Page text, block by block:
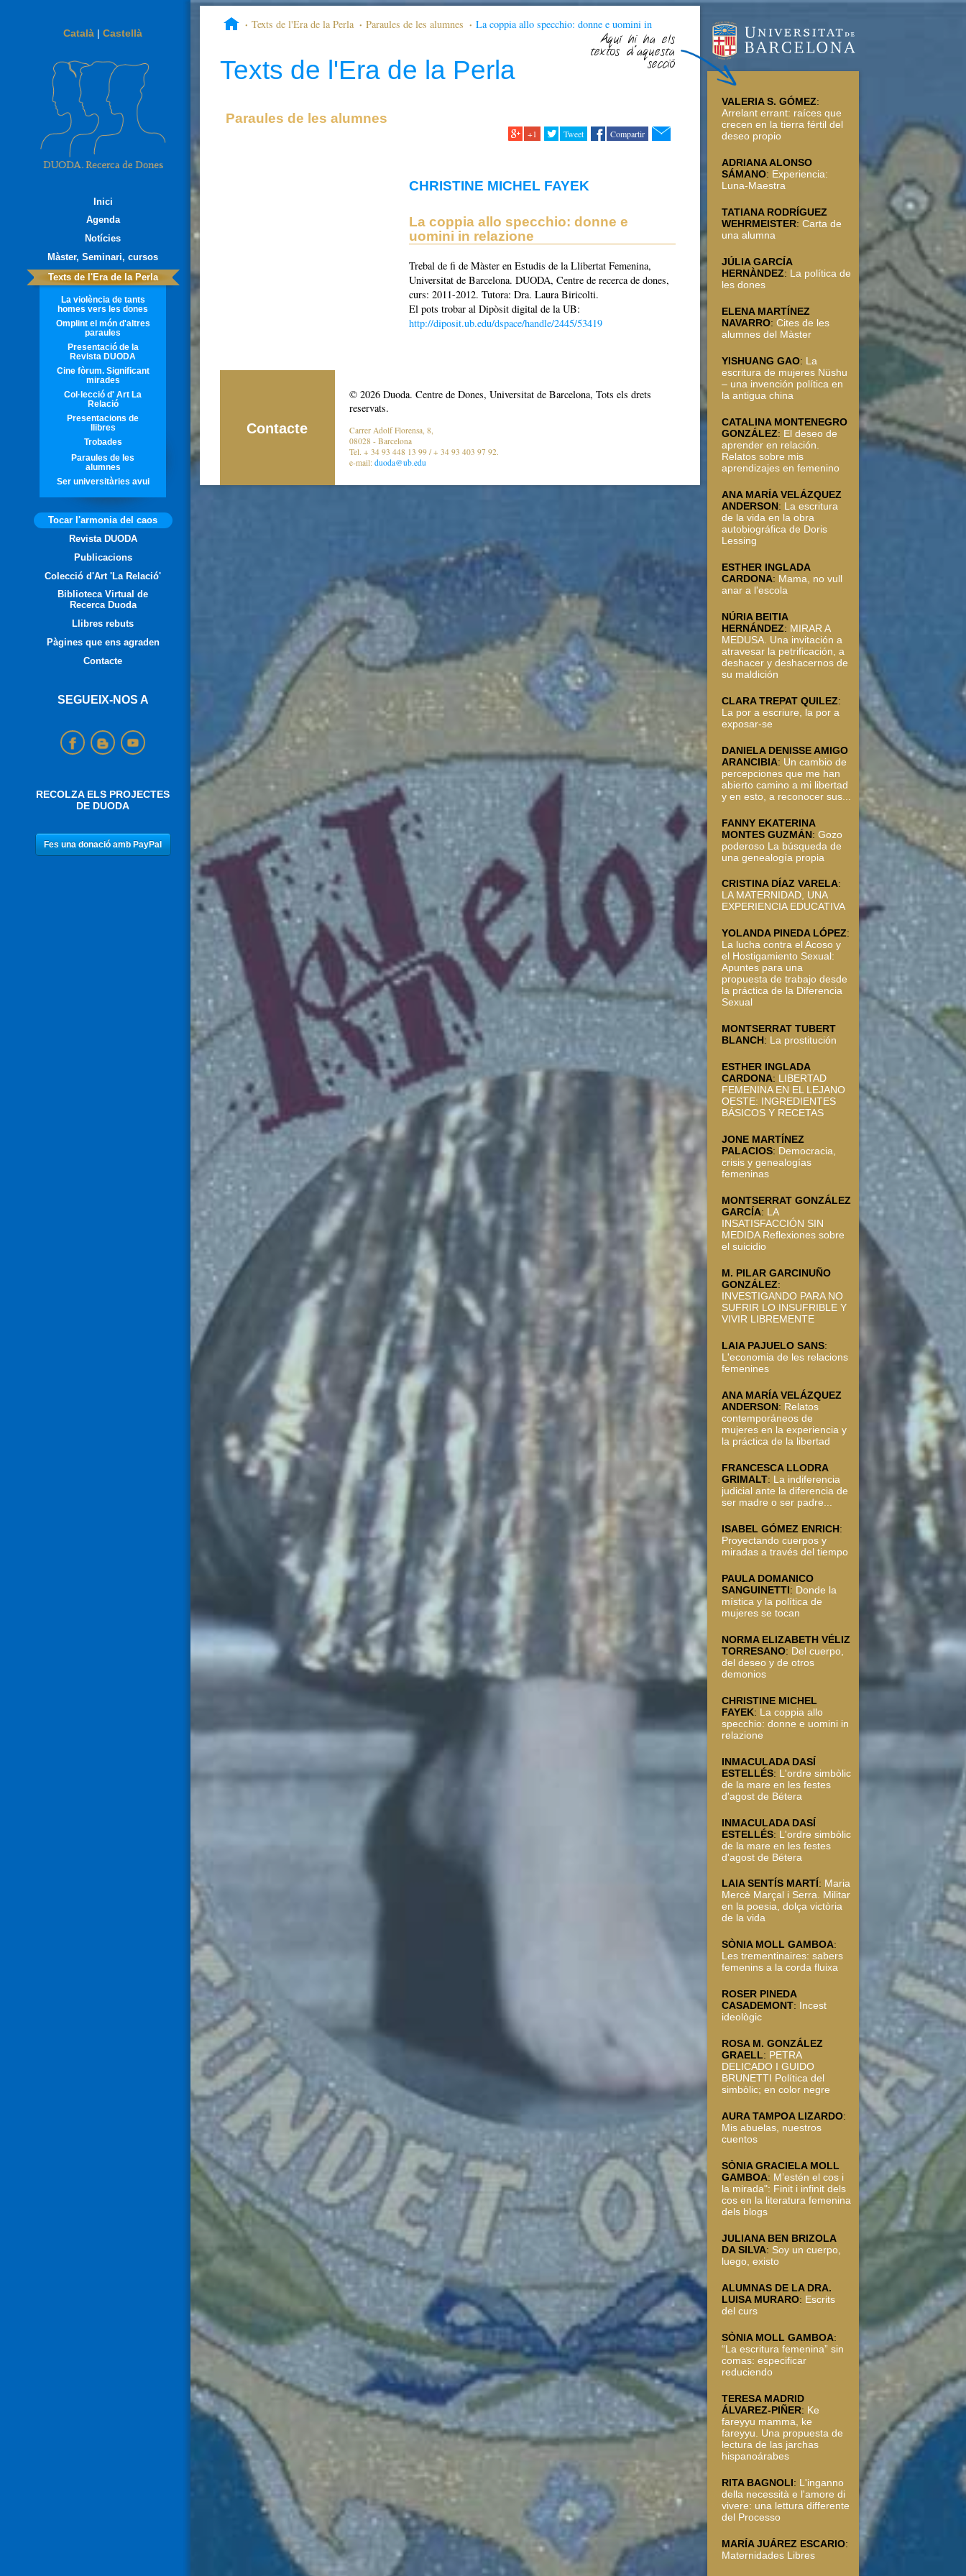
Català |Castellà
Inici
Agenda
Notícies
Màster, Seminari, cursos
Texts de l'Era de la Perla
La violència de tants
homes vers les dones
Omplint el món d'altres
paraules
Presentació de la
Revista DUODA
Cine fòrum. Significant
mirades
Col·lecció d' Art La
Relació
Presentacions de
llibres
Trobades
Paraules de les
alumnes
Ser universitàries avui
Tocar l'armonia del caos
Revista DUODA
Publicacions
Colecció d'Art 'La Relació'
Biblioteca Virtual de
Recerca Duoda
Llibres rebuts
Pàgines que ens agraden
Contacte
SEGUEIX-NOS A
RECOLZA ELS PROJECTES
DE DUODA
Texts de l'Era de la Perla Paraules de les alumnes
La coppia allo specchio: donne e uomini in
Aquí hi ha els
textos d'aquesta
secció
Texts de l'Era de la Perla
Paraules de les alumnes
+1 Tweet Compartir
CHRISTINE MICHEL FAYEK
La coppia allo specchio: donne e
uomini in relazione
Trebal de fi de Màster en Estudis de la Llibertat Femenina,
Universitat de Barcelona. DUODA, Centre de recerca de dones,
curs: 2011-2012. Tutora: Dra. Laura Biricolti.
El pots trobar al Dipòsit digital de la UB:
http://diposit.ub.edu/dspace/handle/2445/53419
Contacte
© 2026 Duoda. Centre de Dones, Universitat de Barcelona, Tots els drets
reservats.
Carrer Adolf Florensa, 8,
08028 - Barcelona
Tel. + 34 93 448 13 99 / + 34 93 403 97 92.
e-mail: duoda@ub.edu
VALERIA S. GÓMEZ:
Arrelant errant: raíces que
crecen en la tierra fértil del
deseo propio
ADRIANA ALONSO
SÁMANO: Experiencia:
Luna-Maestra
TATIANA RODRÍGUEZ
WEHRMEISTER:Carta de
una alumna
JÚLIA GARCÍA
HERNÀNDEZ: La política de
les dones
ELENA MARTÍNEZ
NAVARRO:Cites de les
alumnes del Màster
YISHUANG GAO: La
escritura de mujeres Nüshu
– una invención política en
la antigua china
CATALINA MONTENEGRO
GONZÁLEZ: El deseo de
aprender en relación.
Relatos sobre mis
aprendizajes en femenino
ANA MARÍA VELÁZQUEZ
ANDERSON: La escritura
de la vida en la obra
autobiográfica de Doris
Lessing
ESTHER INGLADA
CARDONA: Mama, no vull
anar a l'escola
NÚRIA BEITIA
HERNÁNDEZ: MIRAR A
MEDUSA. Una invitación a
atravesar la petrificación, a
deshacer y deshacernos de
su maldición
CLARA TREPAT QUILEZ:
La por a escriure, la por a
exposar-se
DANIELA DENISSE AMIGO
ARANCIBIA: Un cambio de
percepciones que me han
abierto camino a mi libertad
y en esto, a reconocer sus...
FANNY EKATERINA
MONTES GUZMÁN:Gozo
poderoso La búsqueda de
una genealogía propia
CRISTINA DÍAZ VARELA:
LA MATERNIDAD, UNA
EXPERIENCIA EDUCATIVA
YOLANDA PINEDA LÓPEZ:
La lucha contra el Acoso y
el Hostigamiento Sexual:
Apuntes para una
propuesta de trabajo desde
la práctica de la Diferencia
Sexual
MONTSERRAT TUBERT
BLANCH: La prostitución
ESTHER INGLADA
CARDONA: LIBERTAD
FEMENINA EN EL LEJANO
OESTE: INGREDIENTES
BÁSICOS Y RECETAS
JONE MARTÍNEZ
PALACIOS: Democracia,
crisis y genealogías
femeninas
MONTSERRAT GONZÁLEZ
GARCÍA: LA
INSATISFACCIÓN SIN
MEDIDA Reflexiones sobre
el suicidio
M. PILAR GARCINUÑO
GONZÁLEZ:
INVESTIGANDO PARA NO
SUFRIR LO INSUFRIBLE Y
VIVIR LIBREMENTE
LAIA PAJUELO SANS:
L'economia de les relacions
femenines
ANA MARÍA VELÁZQUEZ
ANDERSON: Relatos
contemporáneos de
mujeres en la experiencia y
la práctica de la libertad
FRANCESCA LLODRA
GRIMALT: La indiferencia
judicial ante la diferencia de
ser madre o ser padre...
ISABEL GÓMEZ ENRICH:
Proyectando cuerpos y
miradas a través del tiempo
PAULA DOMANICO
SANGUINETTI: Donde la
mística y la política de
mujeres se tocan
NORMA ELIZABETH VÉLIZ
TORRESANO: Del cuerpo,
del deseo y de otros
demonios
CHRISTINE MICHEL
FAYEK: La coppia allo
specchio: donne e uomini in
relazione
INMACULADA DASÍ
ESTELLÉS: L'ordre simbòlic
de la mare en les festes
d'agost de Bétera
INMACULADA DASÍ
ESTELLÉS: L'ordre simbòlic
de la mare en les festes
d'agost de Bétera
LAIA SENTÍS MARTÍ: Maria
Mercè Marçal i Serra. Militar
en la poesia, dolça victòria
de la vida
SÒNIA MOLL GAMBOA:
Les trementinaires: sabers
femenins a la corda fluixa
ROSER PINEDA
CASADEMONT: Incest
ideològic
ROSA M. GONZÁLEZ
GRAELL: PETRA
DELICADO I GUIDO
BRUNETTI Política del
simbòlic; en color negre
AURA TAMPOA LIZARDO:
Mis abuelas, nuestros
cuentos
SÒNIA GRACIELA MOLL
GAMBOA: M’estén el cos i
la mirada": Finit i infinit dels
cos en la literatura femenina
dels blogs
JULIANA BEN BRIZOLA
DA SILVA: Soy un cuerpo,
luego, existo
ALUMNAS DE LA DRA.
LUISA MURARO: Escrits
del curs
SÒNIA MOLL GAMBOA:
“La escritura femenina” sin
comas: especificar
reduciendo
TERESA MADRID
ÁLVAREZ-PIÑER: Ke
fareyyu mamma, ke
fareyyu. Una propuesta de
lectura de las jarchas
hispanoárabes
RITA BAGNOLI: L'inganno
della necessità e l'amore di
vivere: una lettura differente
del Processo
MARÍA JUÁREZ ESCARIO:
Maternidades Libres